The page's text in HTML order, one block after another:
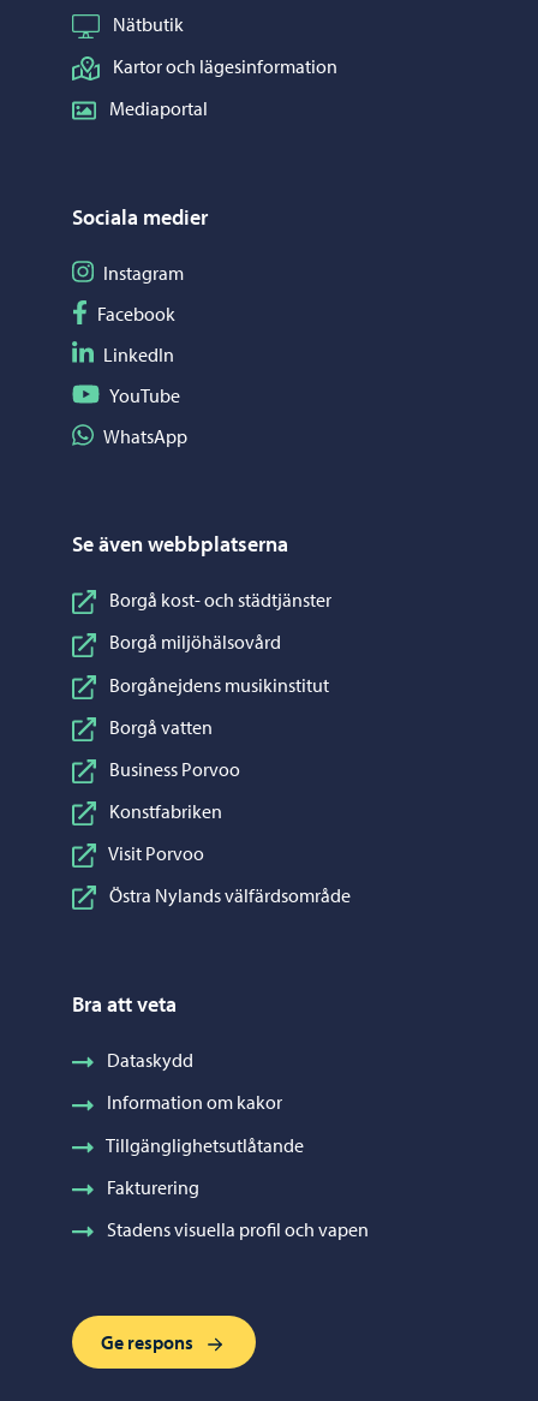
Nätbutik
Kartor och lägesinformation
Mediaportal
Sociala medier
Följ på Instagram
Instagram
Följ på Facebook
Facebook
Följ på LinkedIn
LinkedIn
Följ på YouTube
YouTube
Dela på WhatsApp
WhatsApp
Se även webbplatserna
Borgå kost- och städtjänster
Borgå miljöhälsovård
Borgånejdens musikinstitut
Borgå vatten
Business Porvoo
Konstfabriken
Visit Porvoo
Östra Nylands välfärdsområde
Bra att veta
Dataskydd
Information om kakor
Tillgänglighetsutlåtande
Fakturering
Stadens visuella profil och vapen
Ge respons